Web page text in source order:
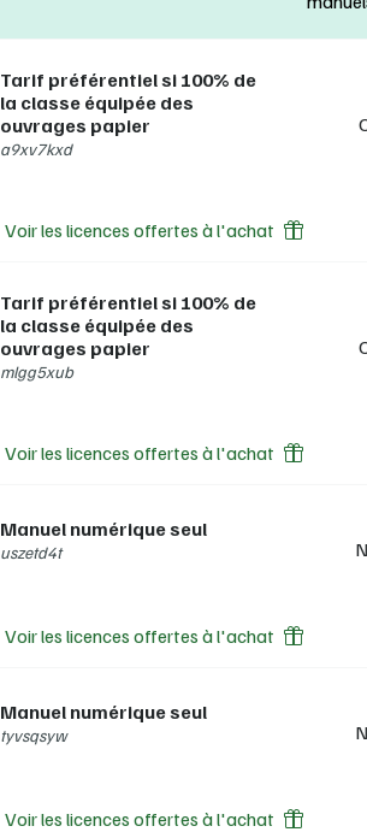
Tarif préférentiel si 100% de
la classe équipée des
ouvrages papier
a9xv7kxd
Voir les licences offertes à l'achat
Tarif préférentiel si 100% de
la classe équipée des
ouvrages papier
mlgg5xub
Voir les licences offertes à l'achat
Manuel numérique seul
uszetd4t
Voir les licences offertes à l'achat
Manuel numérique seul
tyvsqsyw
Voir les licences offertes à l'achat